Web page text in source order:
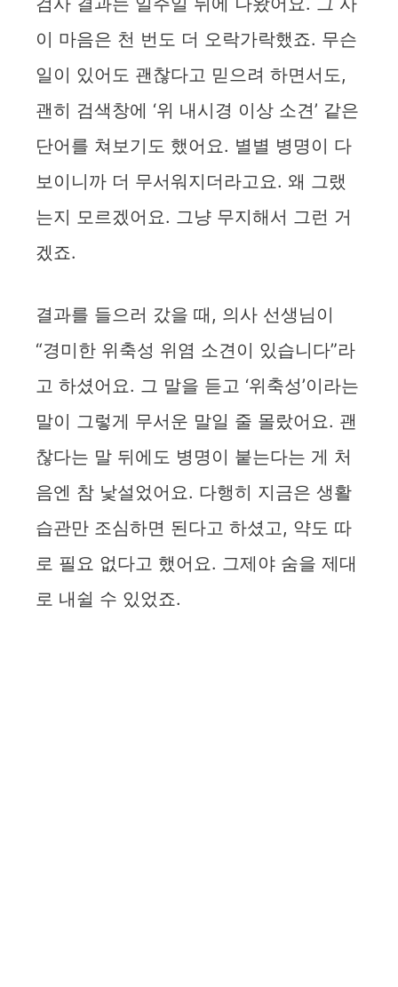
이 마음은 천 번도 더 오락가락했죠. 무슨
일이 있어도 괜찮다고 믿으려 하면서도,
괜히 검색창에 ‘위 내시경 이상 소견’ 같은
단어를 쳐보기도 했어요. 별별 병명이 다
보이니까 더 무서워지더라고요. 왜 그랬
는지 모르겠어요. 그냥 무지해서 그런 거
겠죠.
결과를 들으러 갔을 때, 의사 선생님이
“경미한 위축성 위염 소견이 있습니다”라
고 하셨어요. 그 말을 듣고 ‘위축성’이라는
말이 그렇게 무서운 말일 줄 몰랐어요. 괜
찮다는 말 뒤에도 병명이 붙는다는 게 처
음엔 참 낯설었어요. 다행히 지금은 생활
습관만 조심하면 된다고 하셨고, 약도 따
로 필요 없다고 했어요. 그제야 숨을 제대
로 내쉴 수 있었죠.